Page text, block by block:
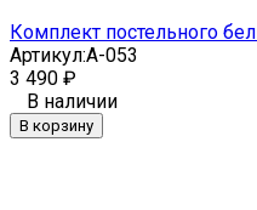
Комплект постельного
Артикул:A-053
3 490 ₽
В наличии
В корзину